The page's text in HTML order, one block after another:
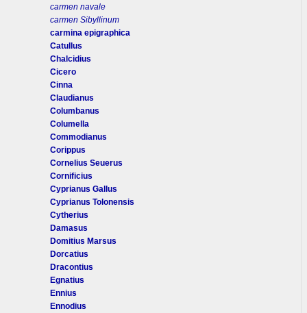
carmen navale
carmen Sibyllinum
carmina epigraphica
Catullus
Chalcidius
Cicero
Cinna
Claudianus
Columbanus
Columella
Commodianus
Corippus
Cornelius Seuerus
Cornificius
Cyprianus Gallus
Cyprianus Tolonensis
Cytherius
Damasus
Domitius Marsus
Dorcatius
Dracontius
Egnatius
Ennius
Ennodius